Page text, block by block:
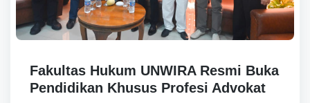
Fakultas Hukum UNWIRA Resmi Buka
Pendidikan Khusus Profesi Advokat